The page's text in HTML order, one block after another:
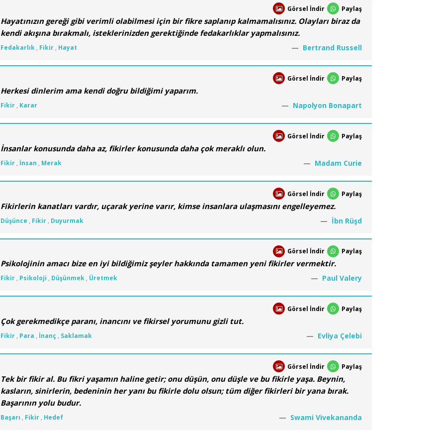
Görsel İndir Paylaş
Hayatınızın gereği gibi verimli olabilmesi için bir fikre saplanıp kalmamalısınız. Olayları biraz da
kendi akışına bırakmalı, isteklerinizden gerektiğinde fedakarlıklar yapmalısınız.
Bertrand Russell
Fedakarlık, Fikir, Hayat
Görsel İndir Paylaş
Herkesi dinlerim ama kendi doğru bildiğimi yaparım.
Napolyon Bonapart
Fikir, Karar
Görsel İndir Paylaş
İnsanlar konusunda daha az, fikirler konusunda daha çok meraklı olun.
Madam Curie
Fikir, İnsan , Merak
Görsel İndir Paylaş
Fikirlerin kanatları vardır, uçarak yerine varır, kimse insanlara ulaşmasını engelleyemez.
İbn Rüşd
Düşünce , Fikir, Duyurmak
Görsel İndir Paylaş
Psikolojinin amacı bize en iyi bildiğimiz şeyler hakkında tamamen yeni fikirler vermektir.
Paul Valery
Fikir, Psikoloji , Düşünmek, Üretmek
Görsel İndir Paylaş
Çok gerekmedikçe paranı, inancını ve fikirsel yorumunu gizli tut.
Evliya Çelebi
Fikir, Para , İnanç , Saklamak
Görsel İndir Paylaş
Tek bir fikir al. Bu fikri yaşamın haline getir; onu düşün, onu düşle ve bu fikirle yaşa. Beynin,
kasların, sinirlerin, bedeninin her yanı bu fikirle dolu olsun; tüm diğer fikirleri bir yana bırak.
Başarının yolu budur.
Swami Vivekananda
Başarı , Fikir, Hedef